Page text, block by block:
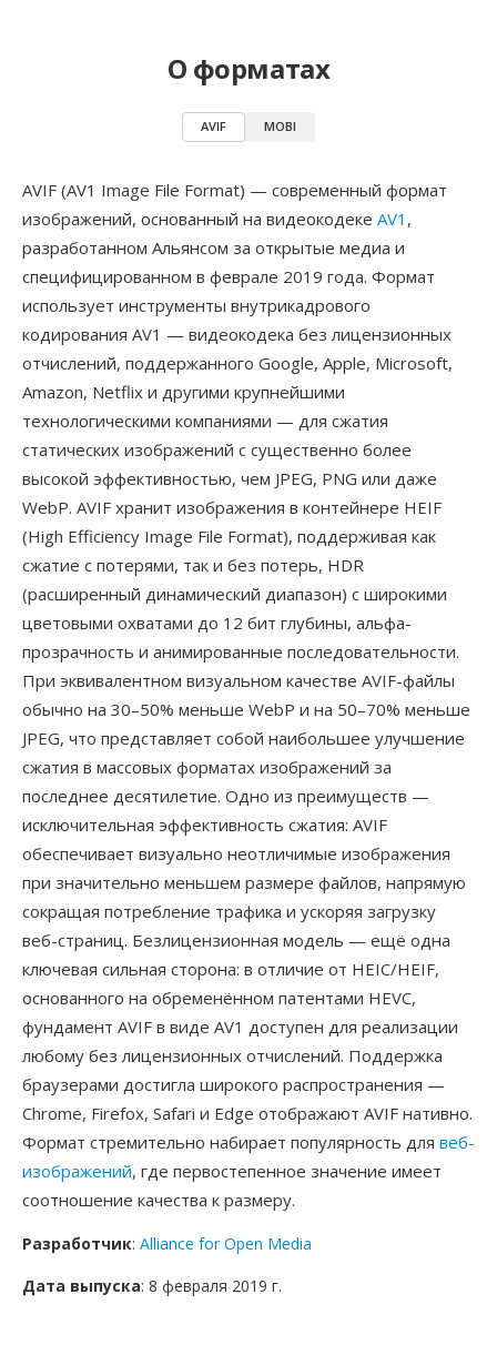
О форматах
AVIF MOBI
AVIF (AV1 Image File Format) — современный формат
изображений, основанный на видеокодеке AV1 ,
разработанном Альянсом за открытые медиа и
специфицированном в феврале 2019 года. Формат
использует инструменты внутрикадрового
кодирования AV1 — видеокодека без лицензионных
отчислений, поддержанного Google, Apple, Microsoft,
Amazon, Netflix и другими крупнейшими
технологическими компаниями — для сжатия
статических изображений с существенно более
высокой эффективностью, чем JPEG, PNG или даже
WebP. AVIF хранит изображения в контейнере HEIF
(High Efficiency Image File Format), поддерживая как
сжатие с потерями, так и без потерь, HDR
(расширенный динамический диапазон) с широкими
цветовыми охватами до 12 бит глубины, альфа-
прозрачность и анимированные последовательности.
При эквивалентном визуальном качестве AVIF-файлы
обычно на 30–50% меньше WebP и на 50–70% меньше
JPEG, что представляет собой наибольшее улучшение
сжатия в массовых форматах изображений за
последнее десятилетие. Одно из преимуществ —
исключительная эффективность сжатия: AVIF
обеспечивает визуально неотличимые изображения
при значительно меньшем размере файлов, напрямую
сокращая потребление трафика и ускоряя загрузку
веб-страниц. Безлицензионная модель — ещё одна
ключевая сильная сторона: в отличие от HEIC/HEIF,
основанного на обременённом патентами HEVC,
фундамент AVIF в виде AV1 доступен для реализации
любому без лицензионных отчислений. Поддержка
браузерами достигла широкого распространения —
Chrome, Firefox, Safari и Edge отображают AVIF нативно.
Формат стремительно набирает популярность для веб-
изображений, где первостепенное значение имеет
соотношение качества к размеру.
Разработчик: Alliance for Open Media
Дата выпуска: 8 февраля 2019 г.